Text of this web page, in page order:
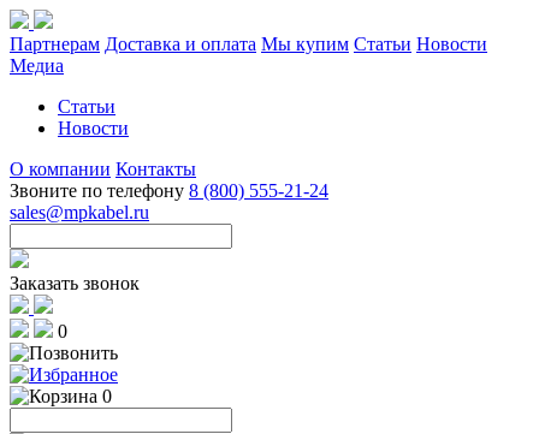
Партнерам Доставка и оплата Мы купим Статьи Новости
Медиа
Статьи
Новости
О компании Контакты
Звоните по телефону 8 (800) 555-21-24
sales@mpkabel.ru
Заказать звонок
0
0